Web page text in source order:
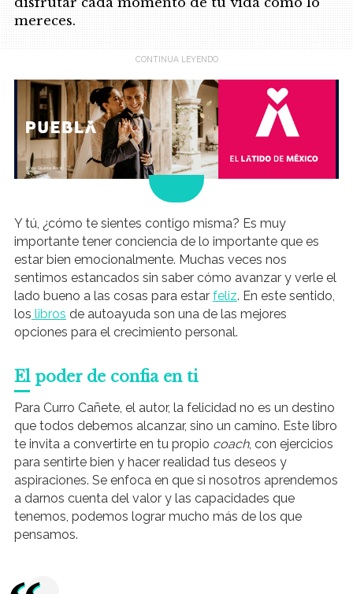
mereces.
Y tú, ¿cómo te sientes contigo misma? Es muy
importante tener conciencia de lo importante que es
estar bien emocionalmente. Muchas veces nos
sentimos estancados sin saber cómo avanzar y verle el
lado bueno a las cosas para estar feliz. En este sentido,
los libros de autoayuda son una de las mejores
opciones para el crecimiento personal.
El poder de confia en ti
Para Curro Cañete, el autor, la felicidad no es un destino
que todos debemos alcanzar, sino un camino. Este libro
te invita a convertirte en tu propio coach, con ejercicios
para sentirte bien y hacer realidad tus deseos y
aspiraciones. Se enfoca en que si nosotros aprendemos
a darnos cuenta del valor y las capacidades que
tenemos, podemos lograr mucho más de los que
pensamos.